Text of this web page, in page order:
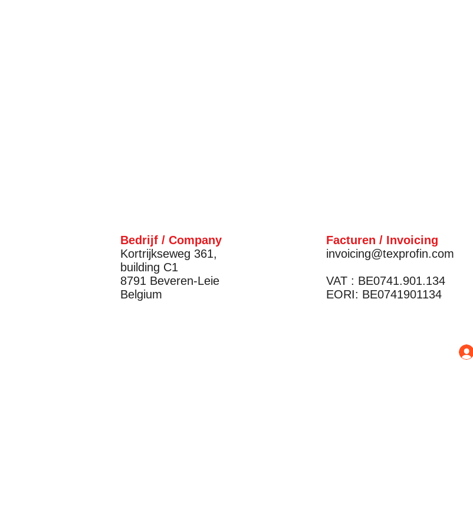
Bedrijf / Company
Kortrijkseweg 361,
building C1
8791 Beveren-Leie
Belgium
Facturen / Invoicing
invoicing@texprofin.com
VAT : BE0741.901.134
EORI: BE0741901134